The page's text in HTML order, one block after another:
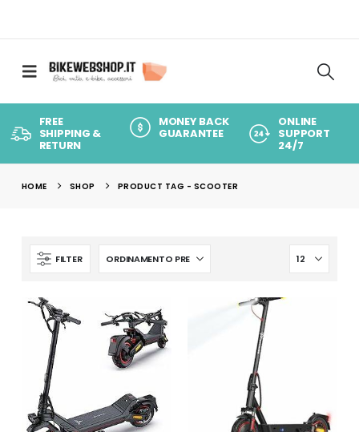
FREE
SHIPPING &
RETURN
MONEY BACK
GUARANTEE
ONLINE
SUPPORT
24/7
HOME SHOP PRODUCT TAG - SCOOTER
FILTER